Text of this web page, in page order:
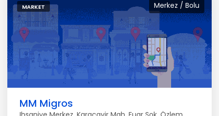
Merkez / Bolu
MARKET
MM Migros